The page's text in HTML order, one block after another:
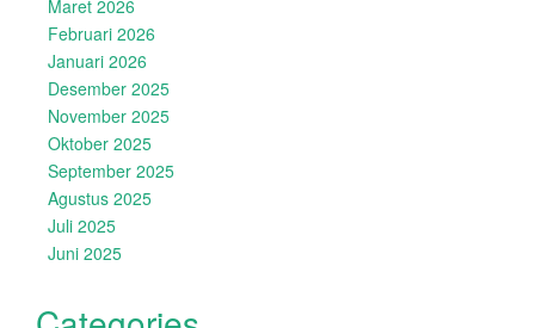
Maret 2026
Februari 2026
Januari 2026
Desember 2025
November 2025
Oktober 2025
September 2025
Agustus 2025
Juli 2025
Juni 2025